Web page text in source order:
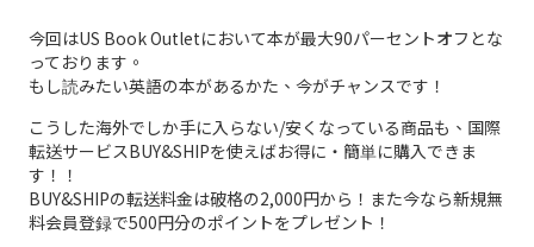
今回はUS Book Outletにおいて本が最大90パーセントオフとな
っております。
もし読みたい英語の本があるかた、今がチャンスです！
こうした海外でしか手に入らない/安くなっている商品も、国際
転送サービスBUY&SHIPを使えばお得に・簡単に購入できま
す！！
BUY&SHIPの転送料金は破格の2,000円から！また今なら新規無
料会員登録で500円分のポイントをプレゼント！